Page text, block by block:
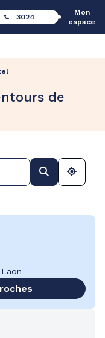
3024
Mon
espace
de